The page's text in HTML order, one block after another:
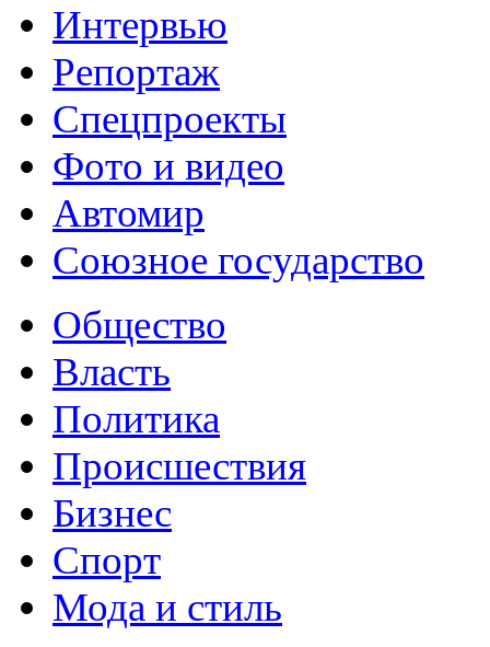
Интервью
Репортаж
Спецпроекты
Фото и видео
Автомир
Союзное государство
Общество
Власть
Политика
Происшествия
Бизнес
Спорт
Мода и стиль